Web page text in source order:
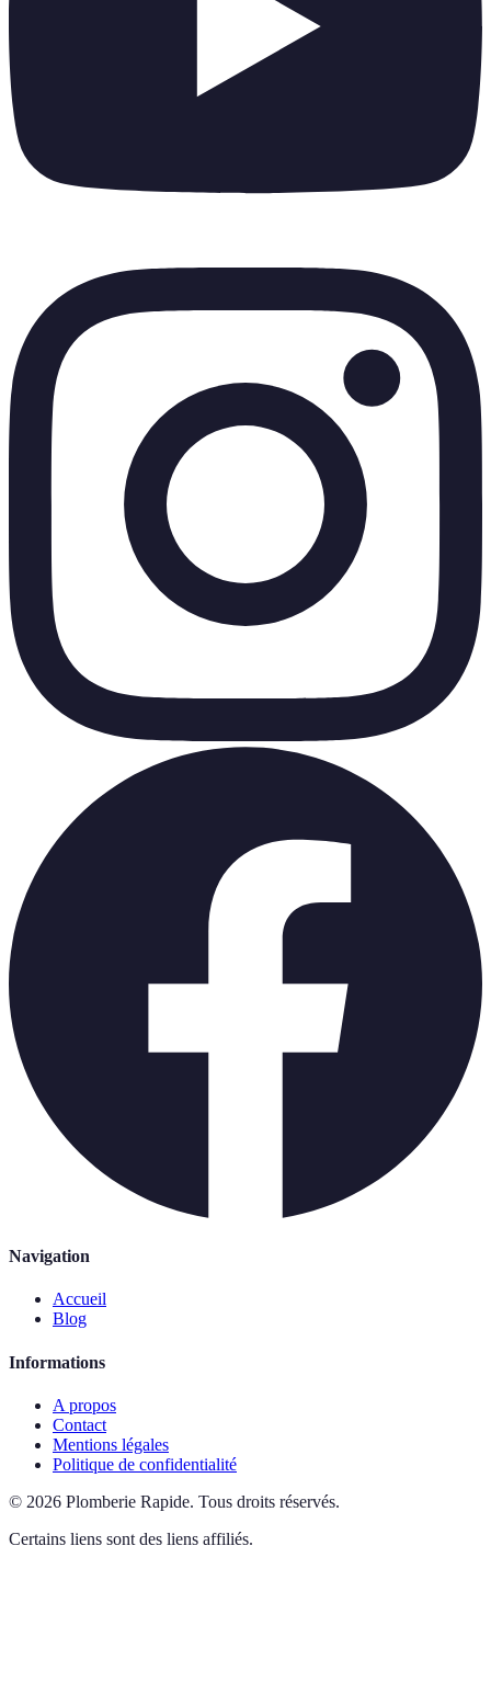
Navigation
Accueil
Blog
Informations
A propos
Contact
Mentions légales
Politique de confidentialité
© 2026 Plomberie Rapide. Tous droits réservés.
Certains liens sont des liens affiliés.